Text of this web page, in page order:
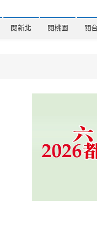
閱新北 閱桃園 閱